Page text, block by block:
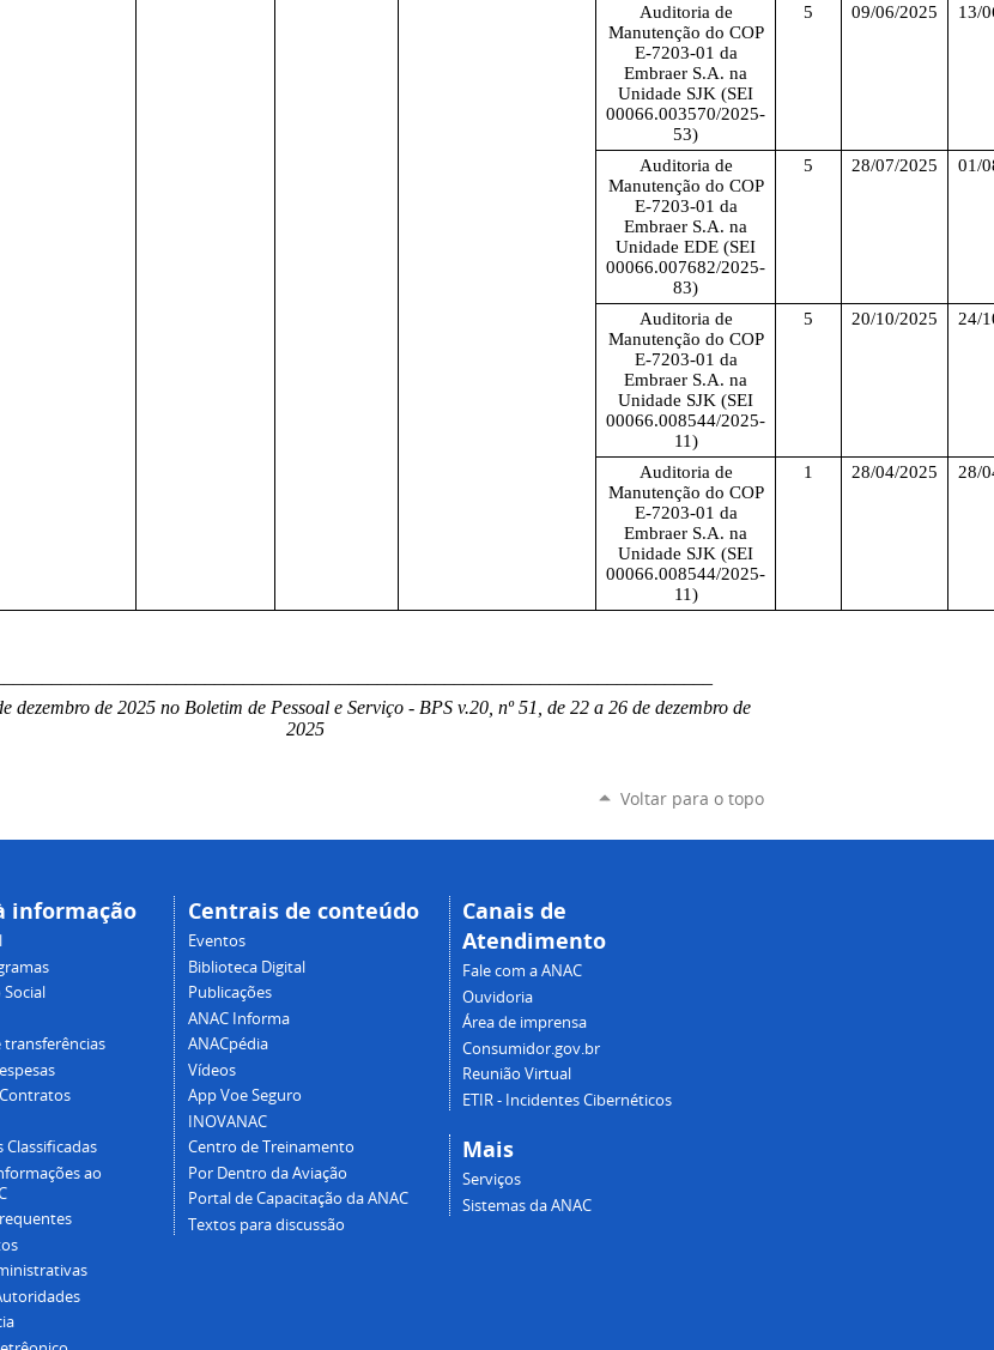
Auditoria de
Manutenção do COP
E-7203-01 da
Embraer S.A. na
Unidade SJK (SEI
00066.003570/2025-
53)
5 09/06/2025 13/
Auditoria de
Manutenção do COP
E-7203-01 da
Embraer S.A. na
Unidade EDE (SEI
00066.007682/2025-
83)
5 28/07/2025 01/
Auditoria de
Manutenção do COP
E-7203-01 da
Embraer S.A. na
Unidade SJK (SEI
00066.008544/2025-
11)
5 20/10/2025 24/
Auditoria de
Manutenção do COP
E-7203-01 da
Embraer S.A. na
Unidade SJK (SEI
00066.008544/2025-
11)
1 28/04/2025 28/
dezembro de 2025 no Boletim de Pessoal e Serviço - BPS v.20, nº 51, de 22 a 26 de dezembro de
2025
Voltar para o topo
informação
transferências
ao
Centrais de conteúdo
Eventos
Biblioteca Digital
Publicações
ANAC Informa
ANACpédia
Vídeos
App Voe Seguro
INOVANAC
Centro de Treinamento
Por Dentro da Aviação
Portal de Capacitação da ANAC
Textos para discussão
Canais de
Atendimento
Fale com a ANAC
Ouvidoria
Área de imprensa
Consumidor.gov.br
Reunião Virtual
ETIR - Incidentes Cibernéticos
Mais
Serviços
Sistemas da ANAC